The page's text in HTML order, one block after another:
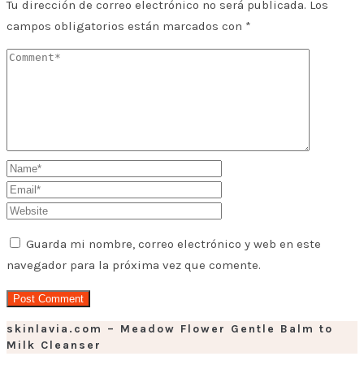
Tu dirección de correo electrónico no será publicada. Los
campos obligatorios están marcados con *
Guarda mi nombre, correo electrónico y web en este
navegador para la próxima vez que comente.
skinlavia.com – Meadow Flower Gentle Balm to
Milk Cleanser